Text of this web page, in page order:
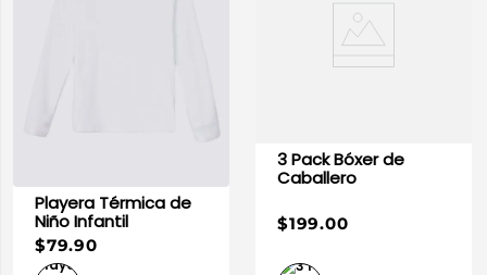
Playera Térmica de
Niño Infantil
$79.90
3 Pack Bóxer de
Caballero
$199.00